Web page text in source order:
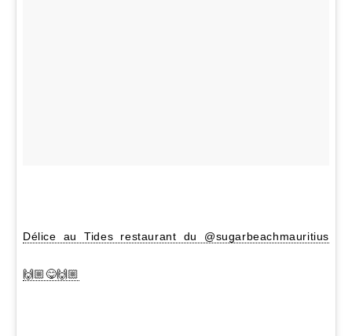
Délice au Tides restaurant du @sugarbeachmauritius
🙌🏼😋🙌🏼